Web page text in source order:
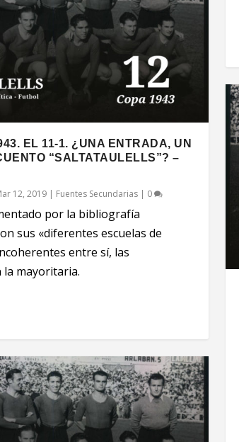
EL 11-1. ¿UNA ENTRADA, UN
“SALTATAULELLS”? –
12, 2019 | Fuentes Secundarias | 0
por la bibliografía
sus «diferentes escuelas de
entre sí, las
mayoritaria.